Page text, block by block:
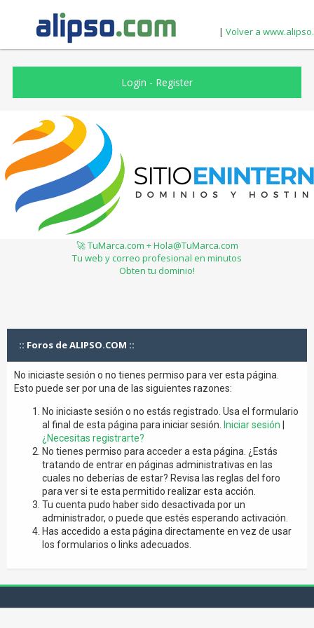
| Volver a
Login - Register
🚀 TuMarca.com + Hola@TuMarca.com
Tu web y correo profesional en minutos
Obten tu dominio!
:: Foros de ALIPSO.COM ::
No iniciaste sesión o no tienes permiso para ver esta página.
Esto puede ser por una de las siguientes razones:
No iniciaste sesión o no estás registrado. Usa el formulario
al final de esta página para iniciar sesión.
Iniciar sesión
¿Necesitas registrarte?
No tienes permiso para acceder a esta página. ¿Estás
tratando de entrar en páginas administrativas en las
cuales no deberías de estar? Revisa las reglas del foro
para ver si te esta permitido realizar esta acción.
Tu cuenta pudo haber sido desactivada por un
administrador, o puede que estés esperando activación.
Has accedido a esta página directamente en vez de usar
los formularios o links adecuados.